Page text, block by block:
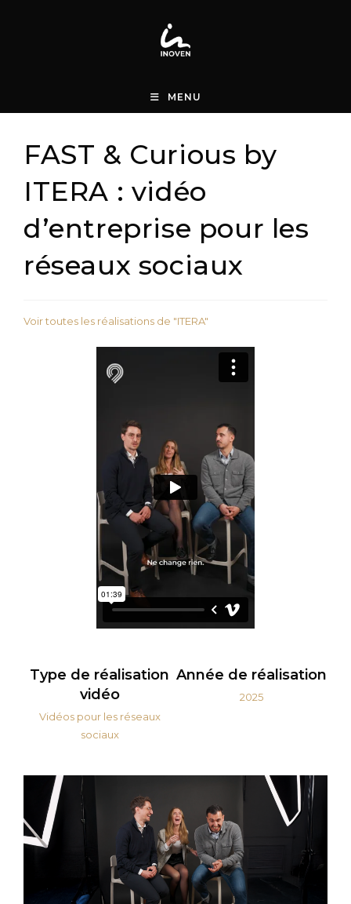
MENU
FAST & Curious by
ITERA : vidéo
d’entreprise pour les
réseaux sociaux
Voir toutes les réalisations de "ITERA"
Type de réalisation
vidéo
Vidéos pour les réseaux
sociaux
Année de réalisation
2025